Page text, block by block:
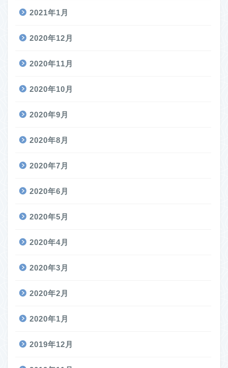
2021年1月
2020年12月
2020年11月
2020年10月
2020年9月
2020年8月
2020年7月
2020年6月
2020年5月
2020年4月
2020年3月
2020年2月
2020年1月
2019年12月